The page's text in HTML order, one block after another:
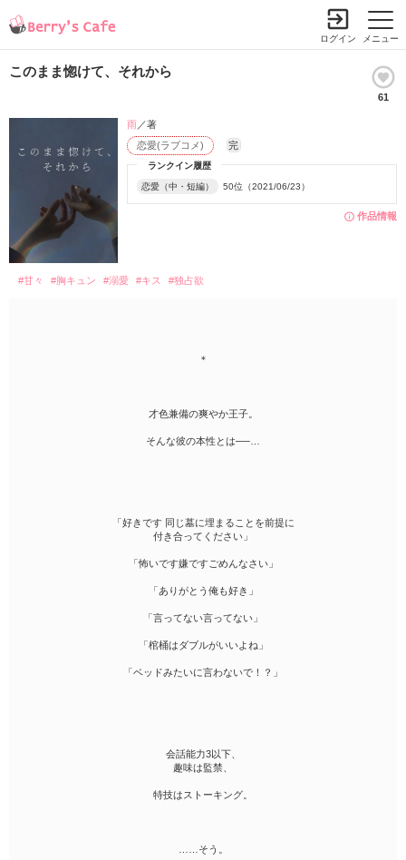
メニュー
ログイン
このまま惚けて、それから
61
作品情報
ランクイン履歴
恋愛（中・短編） 50位（2021/06/23）
恋愛(ラブコメ) 完
雨／著
#甘々 #胸キュン #溺愛 #キス #独占欲
＊
才色兼備の爽やか王子。
そんな彼の本性とは​──…
「好きです 同じ墓に埋まることを前提に
付き合ってください」
「怖いです嫌ですごめんなさい」
「ありがとう俺も好き」
「言ってない言ってない」
「棺桶はダブルがいいよね」
「ベッドみたいに言わないで！？」
会話能力3以下、
趣味は監禁、
特技はストーキング。
……そう。